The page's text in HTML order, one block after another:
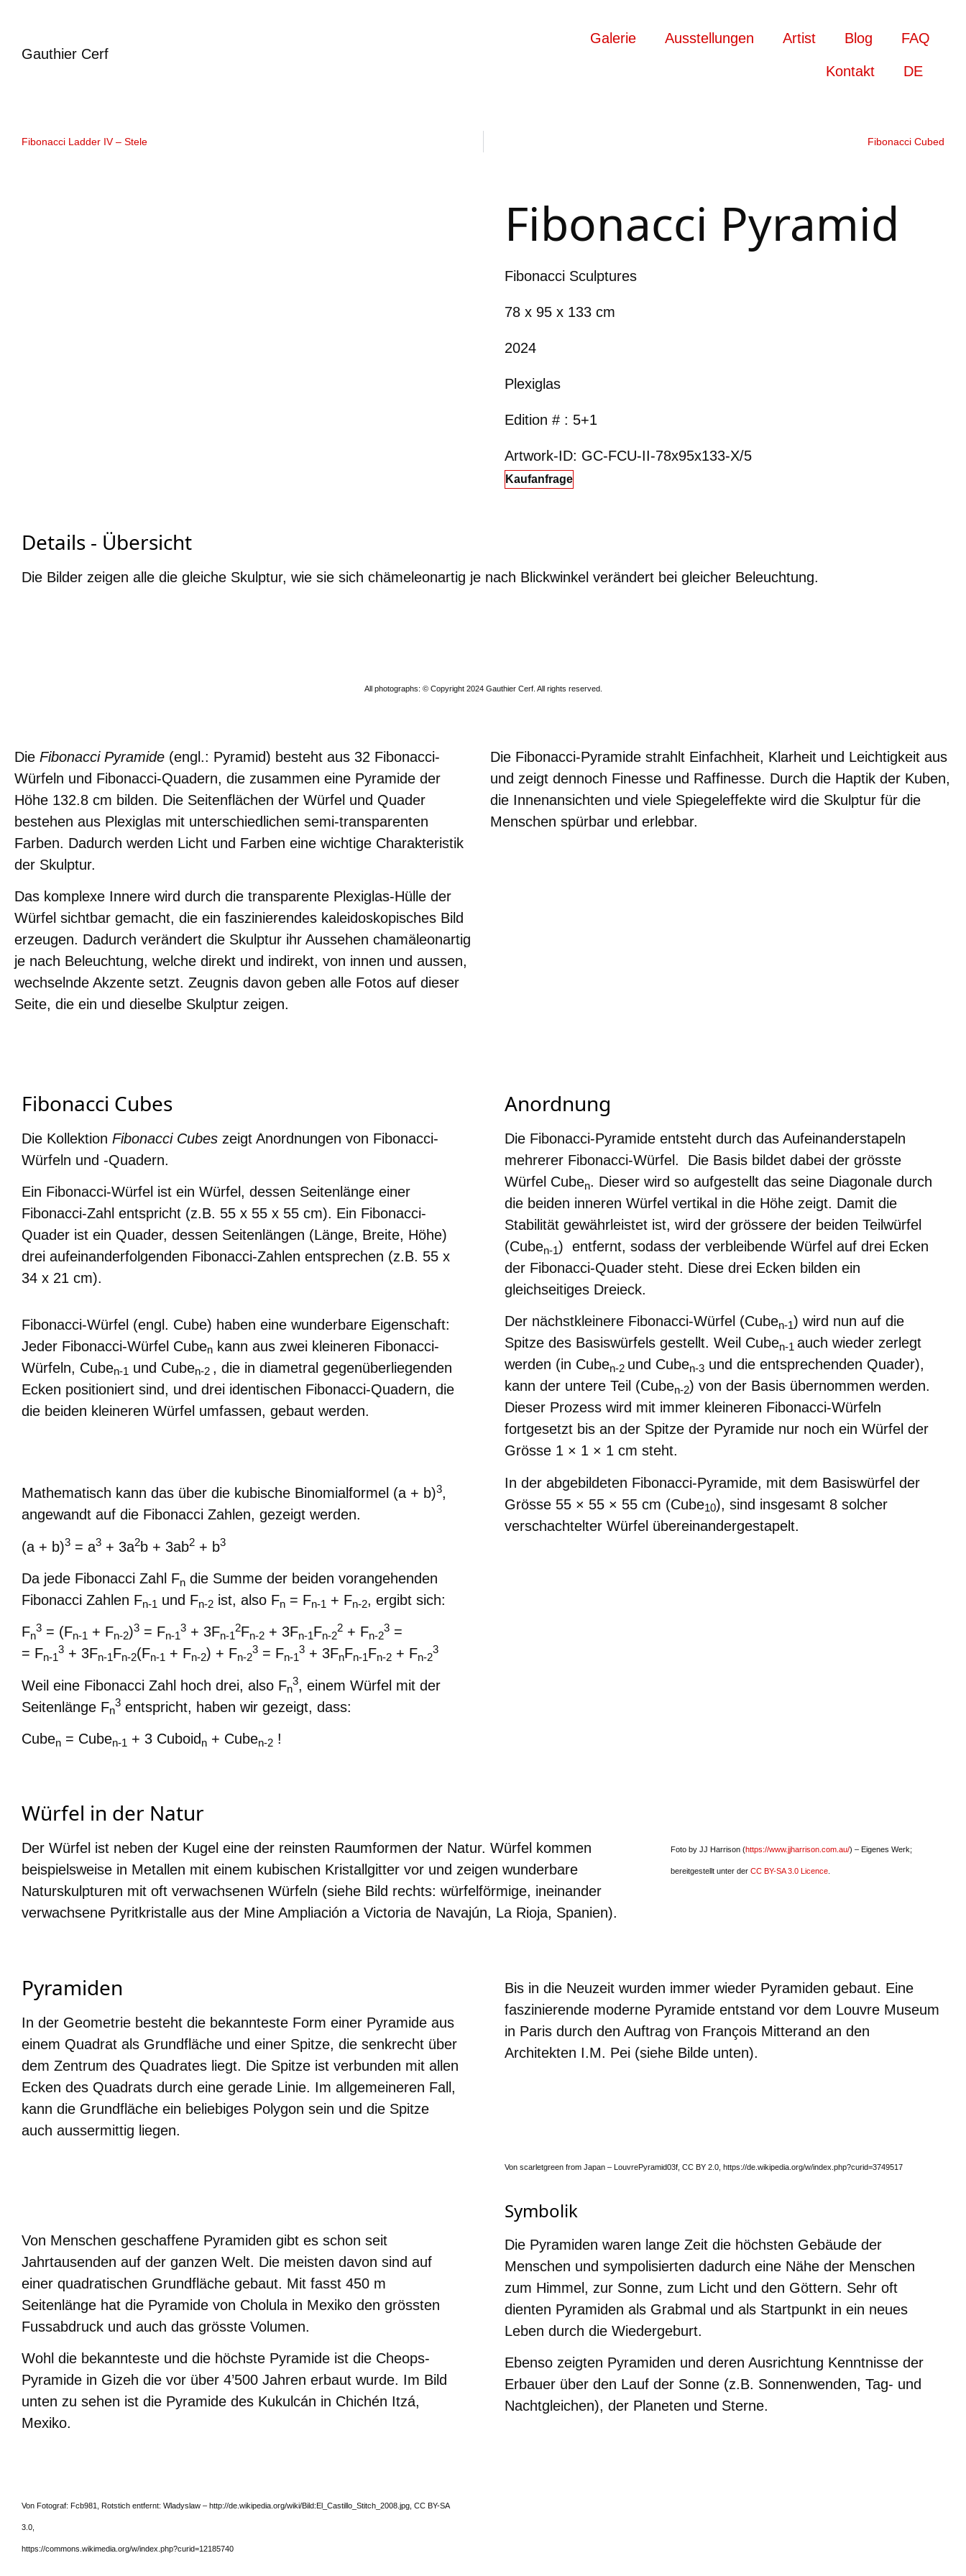
Gauthier Cerf
Galerie Ausstellungen Artist Blog FAQ
Kontakt DE
Fibonacci Ladder IV – Stele Fibonacci Cubed
Fibonacci Pyramid
Fibonacci Sculptures
78 x 95 x 133 cm
2024
Plexiglas
Edition # : 5+1
Artwork-ID: GC-FCU-II-78x95x133-X/5
Kaufanfrage
Details - Übersicht
Die Bilder zeigen alle die gleiche Skulptur, wie sie sich chämeleonartig je nach Blickwinkel verändert bei gleicher Beleuchtung.
All photographs: © Copyright 2024 Gauthier Cerf. All rights reserved.
Die Fibonacci Pyramide (engl.: Pyramid) besteht aus 32 Fibonacci-
Würfeln und Fibonacci-Quadern, die zusammen eine Pyramide der
Höhe 132.8 cm bilden. Die Seitenflächen der Würfel und Quader
bestehen aus Plexiglas mit unterschiedlichen semi-transparenten
Farben. Dadurch werden Licht und Farben eine wichtige Charakteristik
der Skulptur.
Das komplexe Innere wird durch die transparente Plexiglas-Hülle der
Würfel sichtbar gemacht, die ein faszinierendes kaleidoskopisches Bild
er­zeugen. Dadurch verändert die Skulptur ihr Aussehen chamäleonartig
je nach Beleuch­tung, welche direkt und indirekt, von innen und aussen,
wechselnde Akzente setzt. Zeugnis davon geben alle Fotos auf dieser
Seite, die ein und dieselbe Skulptur zeigen.
Die Fibonacci-Pyramide strahlt Einfachheit, Klarheit und Leichtigkeit aus
und zeigt dennoch Finesse und Raffinesse. Durch die Haptik der Kuben,
die Innenansichten und viele Spiegeleffekte wird die Skulptur für die
Menschen spürbar und erlebbar.
Fibonacci Cubes
Die Kollektion Fibonacci Cubes zeigt Anordnungen von Fibonacci-
Würfeln und -Quadern.
Ein Fibonacci-Würfel ist ein Würfel, dessen Seitenlänge einer
Fibonacci-Zahl entspricht (z.B. 55 x 55 x 55 cm). Ein Fibonacci-
Quader ist ein Quader, dessen Seitenlängen (Länge, Breite, Höhe)
drei aufeinanderfolgenden Fibonacci-Zahlen entsprechen (z.B. 55 x
34 x 21 cm).
Fibonacci-Würfel (engl. Cube) haben eine wunderbare Eigenschaft:
Jeder Fibonacci-Würfel Cuben kann aus zwei kleineren Fibonacci-
Würfeln, Cuben-1 und Cuben-2 , die in diametral gegenüberliegenden
Ecken positioniert sind, und drei identischen Fibonacci-Quadern, die
die beiden kleineren Würfel umfassen, gebaut werden.
Mathematisch kann das über die kubische Binomialformel (a + b)3,
angewandt auf die Fibonacci Zahlen, gezeigt werden.
(a + b)3 = a3 + 3a2b + 3ab2 + b3
Da jede Fibonacci Zahl Fn die Summe der beiden vorangehenden
Fibonacci Zahlen Fn-1 und Fn-2 ist, also Fn = Fn-1 + Fn-2, ergibt sich:
Fn
3 = (Fn-1 + Fn-2)3 = Fn-1
3 + 3Fn-1
2Fn-2 + 3Fn-1Fn-2
2 + Fn-2
3 =
= Fn-1
3 + 3Fn-1Fn-2(Fn-1 + Fn-2) + Fn-2
3 = Fn-1
3 + 3FnFn-1Fn-2 + Fn-2
3
Weil eine Fibonacci Zahl hoch drei, also Fn
3, einem Würfel mit der
Seitenlänge Fn
3 entspricht, haben wir gezeigt, dass:
Cuben = Cuben-1 + 3 Cuboid n + Cuben-2 !
Anordnung
Die Fibonacci-Pyramide entsteht durch das Aufeinanderstapeln
mehrerer Fibonacci-Würfel. Die Basis bildet dabei der grösste
Würfel Cuben. Dieser wird so aufgestellt das seine Diagonale durch
die beiden inneren Würfel vertikal in die Höhe zeigt. Damit die
Stabilität gewährleistet ist, wird der grössere der beiden Teilwürfel
(Cuben-1) entfernt, sodass der verbleibende Würfel auf drei Ecken
der Fibonacci-Quader steht. Diese drei Ecken bilden ein
gleichseitiges Dreieck.
Der nächstkleinere Fibonacci-Würfel (Cuben-1) wird nun auf die
Spitze des Basiswürfels gestellt. Weil Cuben-1 auch wieder zerlegt
werden (in Cuben-2 und Cuben-3 und die entsprechenden Quader),
kann der untere Teil (Cuben-2) von der Basis übernommen werden.
Dieser Prozess wird mit immer kleineren Fibonacci-Würfeln
fortgesetzt bis an der Spitze der Pyramide nur noch ein Würfel der
Grösse 1 × 1 × 1 cm steht.
In der abgebildeten Fibonacci-Pyramide, mit dem Basiswürfel der
Grösse 55 × 55 × 55 cm (Cube10), sind insgesamt 8 solcher
verschachtelter Würfel übereinandergestapelt.
Würfel in der Natur
Der Würfel ist neben der Kugel eine der reinsten Raum­formen der Natur. Würfel kommen
beispielsweise in Metallen mit einem kubischen Kristallgitter vor und zeigen wunderbare
Naturskulpturen mit oft verwachsenen Würfeln (siehe Bild rechts: würfelförmige, ineinander
verwachsene Pyritkristalle aus der Mine Ampliación a Victoria de Navajún, La Rioja, Spanien).
Foto by JJ Harrison (https://www.jjharrison.com.au/) – Eigenes Werk;
bereitgestellt unter der CC BY-SA 3.0 Licence.
Pyramiden
In der Geometrie besteht die bekannteste Form einer Pyramide aus
einem Quadrat als Grundfläche und einer Spitze, die senkrecht über
dem Zentrum des Quadrates liegt. Die Spitze ist verbunden mit allen
Ecken des Quadrats durch eine gerade Linie. Im allgemeineren Fall,
kann die Grundfläche ein beliebiges Polygon sein und die Spitze
auch aussermittig liegen.
Von Menschen geschaffene Pyramiden gibt es schon seit
Jahrtausenden auf der ganzen Welt. Die meisten davon sind auf
einer quadratischen Grundfläche gebaut. Mit fasst 450 m
Seitenlänge hat die Pyramide von Cholula in Mexiko den grössten
Fussabdruck und auch das grösste Volumen.
Wohl die bekannteste und die höchste Pyramide ist die Cheops-
Pyramide in Gizeh die vor über 4’500 Jahren erbaut wurde. Im Bild
unten zu sehen ist die Pyramide des Kukulcán in Chichén Itzá,
Mexiko.
Von Fotograf: Fcb981, Rotstich entfernt: Wladyslaw – http://de.wikipedia.org/wiki/Bild:El_Castillo_Stitch_2008.jpg, CC BY-SA
3.0,
https://commons.wikimedia.org/w/index.php?curid=12185740
Bis in die Neuzeit wurden immer wieder Pyramiden gebaut. Eine
faszinierende moderne Pyramide entstand vor dem Louvre Museum
in Paris durch den Auftrag von François Mitterand an den
Architekten I.M. Pei (siehe Bilde unten).
Von scarletgreen from Japan – LouvrePyramid03f, CC BY 2.0, https://de.wikipedia.org/w/index.php?curid=3749517
Symbolik
Die Pyramiden waren lange Zeit die höchsten Gebäude der
Menschen und sympolisierten dadurch eine Nähe der Menschen
zum Himmel, zur Sonne, zum Licht und den Göttern. Sehr oft
dienten Pyramiden als Grabmal und als Startpunkt in ein neues
Leben durch die Wiedergeburt.
Ebenso zeigten Pyramiden und deren Ausrichtung Kenntnisse der
Erbauer über den Lauf der Sonne (z.B. Sonnenwenden, Tag- und
Nachtgleichen), der Planeten und Sterne.